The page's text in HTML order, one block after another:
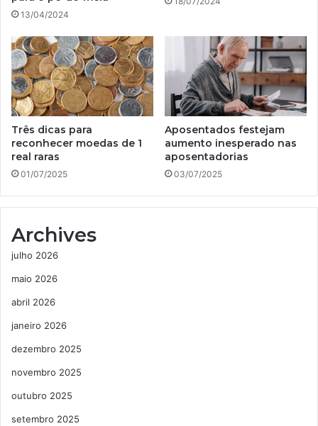
13/04/2024
Três dicas para
reconhecer moedas de 1
real raras
01/07/2025
Aposentados festejam
aumento inesperado nas
aposentadorias
03/07/2025
Archives
julho 2026
maio 2026
abril 2026
janeiro 2026
dezembro 2025
novembro 2025
outubro 2025
setembro 2025